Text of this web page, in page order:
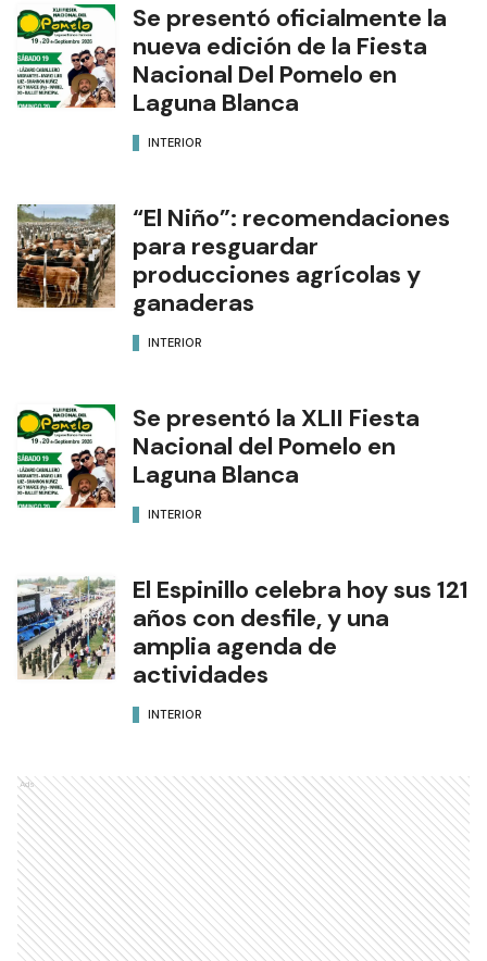
Se presentó oficialmente la
nueva edición de la Fiesta
Nacional Del Pomelo en
Laguna Blanca
INTERIOR
“El Niño”: recomendaciones
para resguardar
producciones agrícolas y
ganaderas
INTERIOR
Se presentó la XLII Fiesta
Nacional del Pomelo en
Laguna Blanca
INTERIOR
El Espinillo celebra hoy sus 121
años con desfile, y una
amplia agenda de
actividades
INTERIOR
Ads